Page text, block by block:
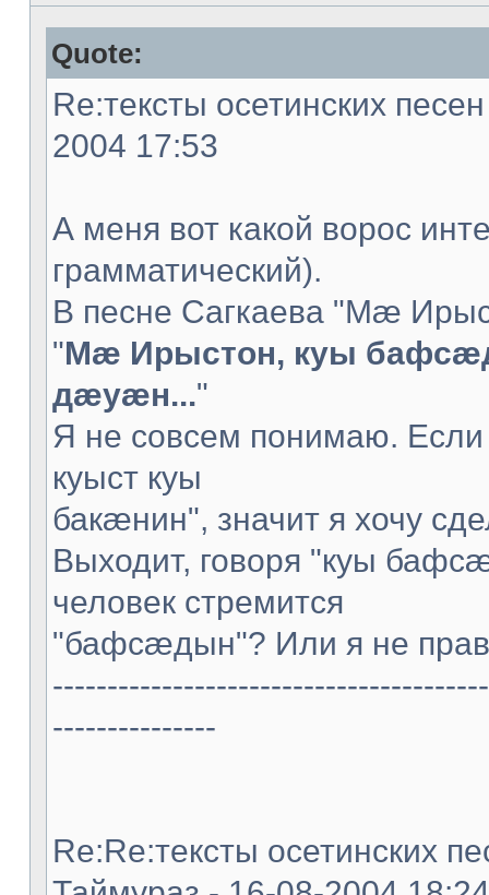
Quote:
Re:тексты осетинских
2004 17:53
А меня вот какой ворос
грамматический).
В песне Сагкаева "Мæ
"Мæ Ирыстон, куы
дæуæн..."
Я не совсем понимаю.
куыст куы
бакæнин", значит я хочу
Выходит, говоря "куы
человек стремится
"бафсæдын"? Или я не
---------------
Re:Re:тексты осетинских